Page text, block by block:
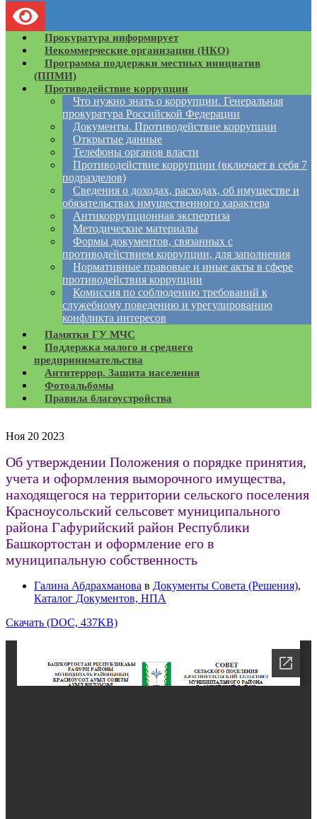
Прокуратура информирует
Некоммерческие организации (НКО)
Программа поддержки местных инициатив
(ППМИ)
Противодействие коррупции
Что нужно знать о коррупции. Генеральная
прокуратура Российской Федерации
Документы. Противодействие коррупции
Открытые данные
Телефоны органов власти
Противодействие коррупции (включает в себя 7
подразделов)
Сведения о доходах, расходах, об имуществе и
обязательствах имущественного характера
Антикоррупционная экспертиза
Методические материалы
Формы документов, связанных с
противодействием коррупции, для заполнения
Нормативные правовые и иные акты в сфере
противодействия коррупции
Комиссия по соблюдению требований к
служебному поведению и урегулированию
конфликта интересов
Памятки ГУ МЧС
Поддержка малого и среднего
предпринимательства
Антитеррор. Защита населения
Фотоальбомы
Правила благоустройства
Ноя 20 2023
Об утверждении Положения о порядке принятия,
учета и оформления выморочного имущества,
находящегося на территории сельского поселения
Красноусольский сельсовет муниципального
района Гафурийский район Республики
Башкортостан и оформление его в
муниципальную собственность
Галина Абдрахманова в Документы Совета (Решения),
Каталог Документов, НПА
Скачать (DOC, 437KB)